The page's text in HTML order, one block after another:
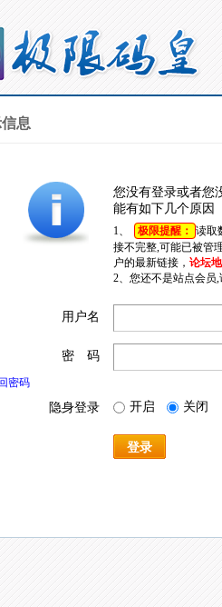
息
您没有登录或者您
能有如下几个原因
1、 极限提醒： 读取
接不完整,可能已被管
户的最新链接， 论坛
2、您还不是站点会员
用户名
密 码
密码
隐身登录 开启 关闭
登录